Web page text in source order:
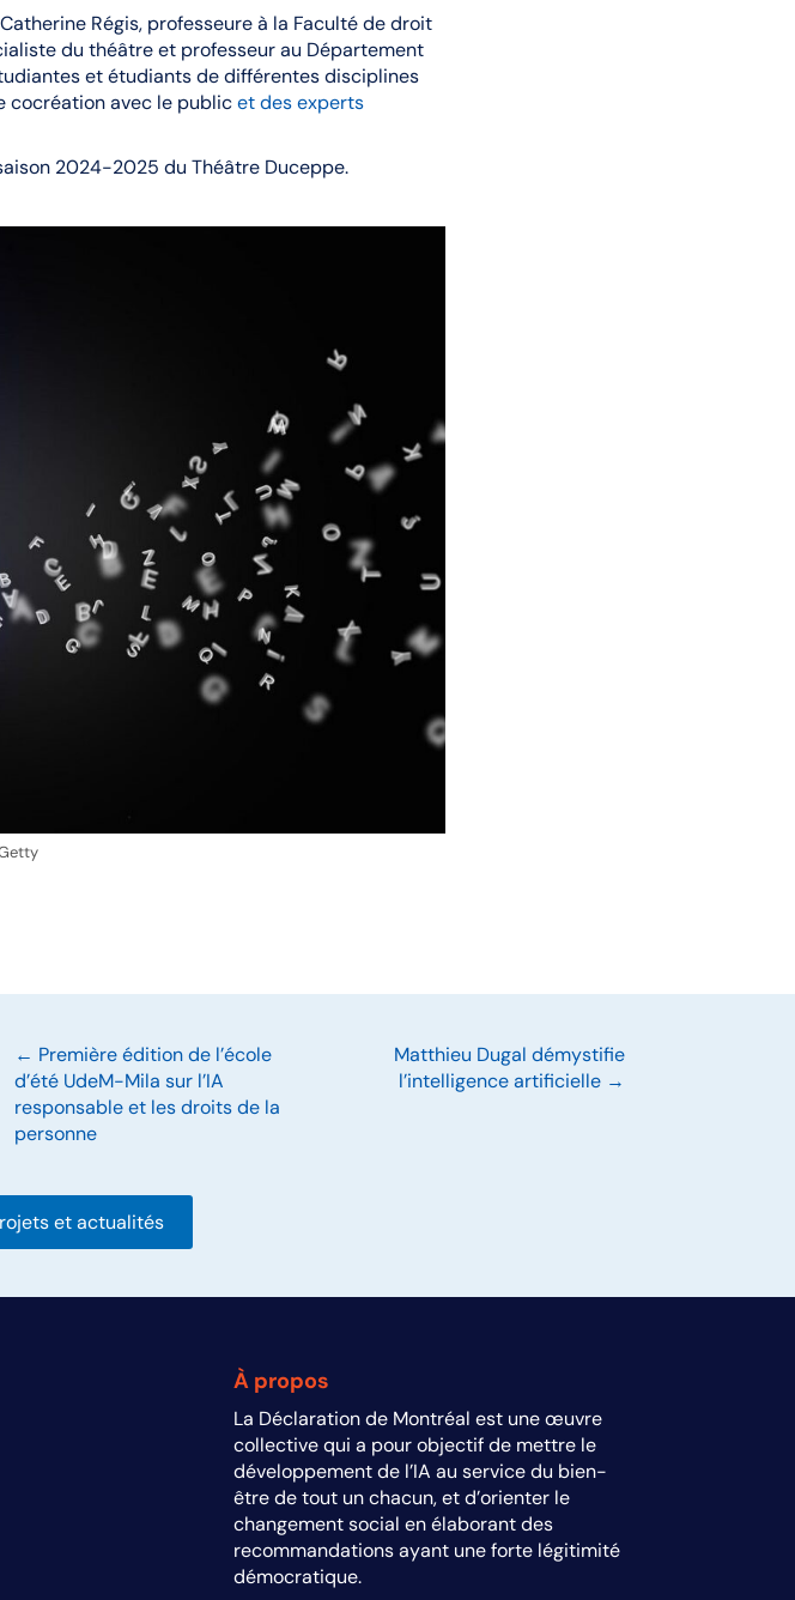
Régis, professeure à la Faculté de droit
du théâtre et professeur au Département
et étudiants de différentes disciplines
cocréation avec le publicet des experts
2024-2025 du Théâtre Duceppe.
Posts
navigation
← Première édition de l’école
d’été UdeM-Mila sur l’IA
responsable et les droits de la
personne
Matthieu Dugal démystifie
l’intelligence artificielle →
et actualités
À propos
La Déclaration de Montréal est une œuvre
collective qui a pour objectif de mettre le
développement de l’IA au service du bien-
être de tout un chacun, et d’orienter le
changement social en élaborant des
recommandations ayant une forte légitimité
démocratique.